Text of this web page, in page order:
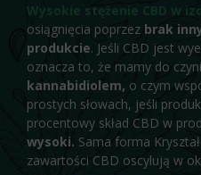
Wysokie stężenie CBD w
osiągnięcia poprzez brak
produkcie. Jeśli CBD jest
oznacza to, że mamy do
kannabidiolem, o czym
prostych słowach, jeśli
procentowy skład CBD w
wysoki. Sama forma
zawartości CBD oscylują w